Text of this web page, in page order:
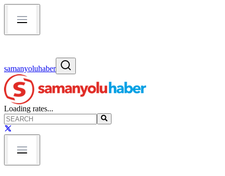
samanyoluhaber
Loading rates...